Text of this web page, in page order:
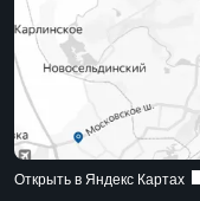
Открыть в Яндекс Картах